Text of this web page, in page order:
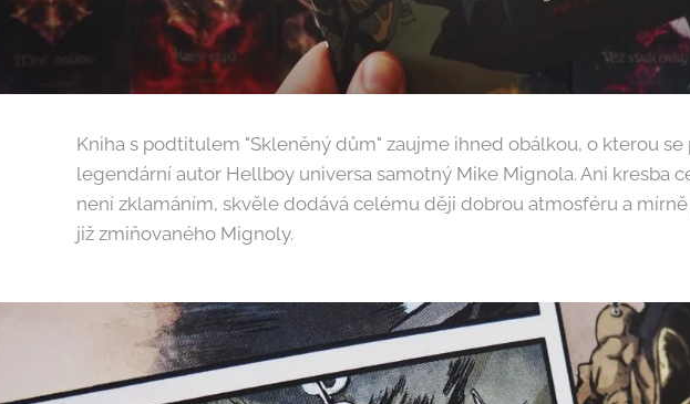
Kniha s podtitulem "Skleněný dům" zaujme ihned obálkou, o kterou se
legendární autor Hellboy universa samotný Mike Mignola. Ani kresba
není zklamáním, skvěle dodává celému ději dobrou atmosféru a
již zmiňovaného Mignoly.